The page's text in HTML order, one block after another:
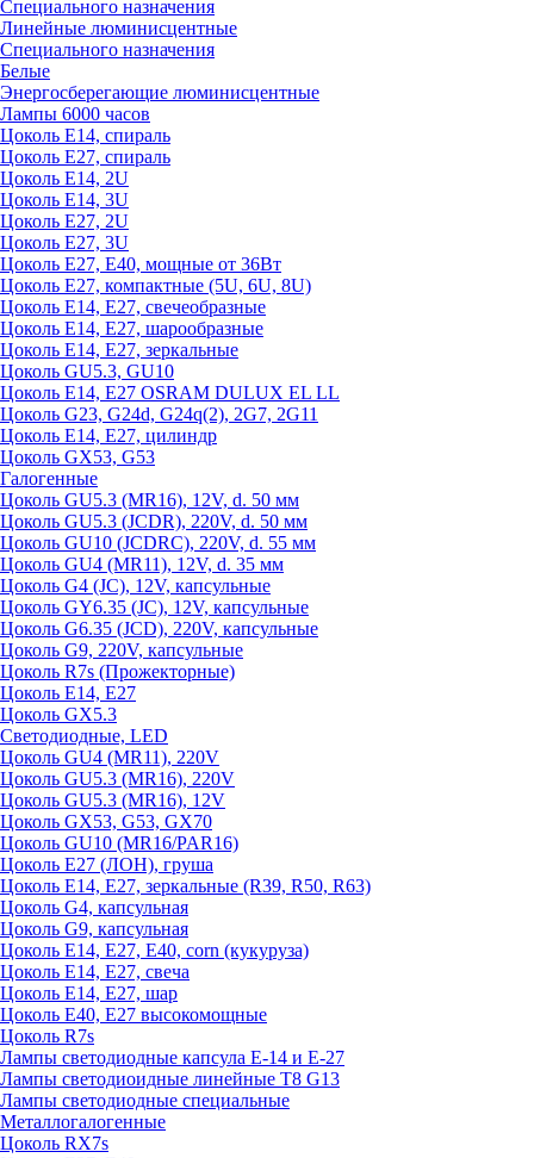
Специального назначения
Линейные люминисцентные
Специального назначения
Белые
Энергосберегающие люминисцентные
Лампы 6000 часов
Цоколь Е14, спираль
Цоколь Е27, спираль
Цоколь Е14, 2U
Цоколь Е14, 3U
Цоколь Е27, 2U
Цоколь Е27, 3U
Цоколь Е27, Е40, мощные от 36Вт
Цоколь Е27, компактные (5U, 6U, 8U)
Цоколь Е14, Е27, свечеобразные
Цоколь Е14, Е27, шарообразные
Цоколь Е14, Е27, зеркальные
Цоколь GU5.3, GU10
Цоколь Е14, Е27 OSRAM DULUX EL LL
Цоколь G23, G24d, G24q(2), 2G7, 2G11
Цоколь Е14, Е27, цилиндр
Цоколь GX53, G53
Галогенные
Цоколь GU5.3 (MR16), 12V, d. 50 мм
Цоколь GU5.3 (JCDR), 220V, d. 50 мм
Цоколь GU10 (JCDRC), 220V, d. 55 мм
Цоколь GU4 (MR11), 12V, d. 35 мм
Цоколь G4 (JC), 12V, капсульные
Цоколь GY6.35 (JC), 12V, капсульные
Цоколь G6.35 (JCD), 220V, капсульные
Цоколь G9, 220V, капсульные
Цоколь R7s (Прожекторные)
Цоколь E14, E27
Цоколь GX5.3
Светодиодные, LED
Цоколь GU4 (MR11), 220V
Цоколь GU5.3 (MR16), 220V
Цоколь GU5.3 (MR16), 12V
Цоколь GX53, G53, GX70
Цоколь GU10 (MR16/PAR16)
Цоколь Е27 (ЛОН), груша
Цоколь Е14, Е27, зеркальные (R39, R50, R63)
Цоколь G4, капсульная
Цоколь G9, капсульная
Цоколь Е14, Е27, Е40, corn (кукуруза)
Цоколь Е14, Е27, свеча
Цоколь Е14, Е27, шар
Цоколь Е40, Е27 высокомощные
Цоколь R7s
Лампы светодиодные капсула Е-14 и Е-27
Лампы светодиоидные линейные T8 G13
Лампы светодиодные специальные
Металлогалогенные
Цоколь RX7s